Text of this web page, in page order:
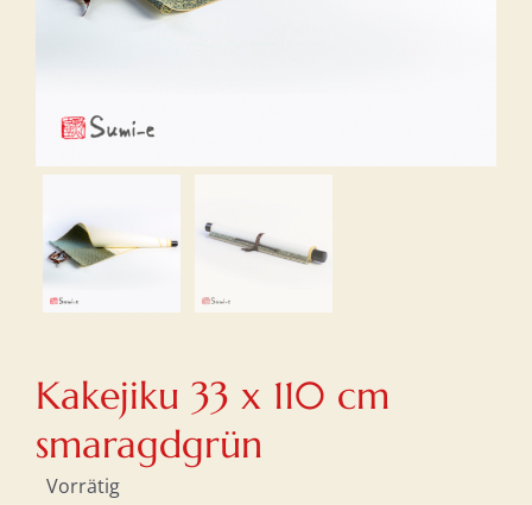
Kakejiku 33 x 110 cm
smaragdgrün
Vorrätig